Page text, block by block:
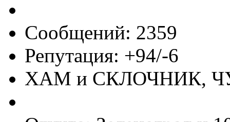
Сообщений: 2359
Репутация: +94/-6
ХАМ и СКЛОЧНИК,